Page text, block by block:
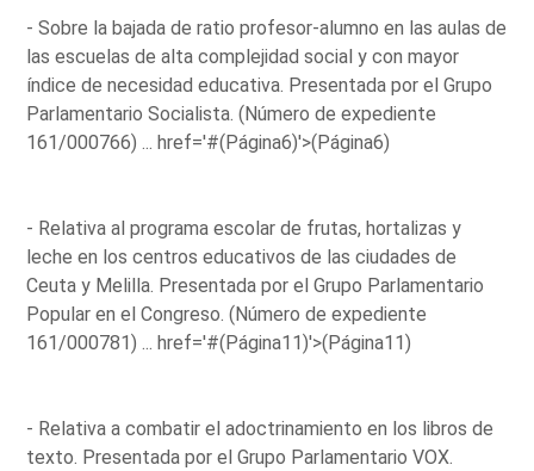
- Sobre la bajada de ratio profesor-alumno en las aulas de
las escuelas de alta complejidad social y con mayor
índice de necesidad educativa. Presentada por el Grupo
Parlamentario Socialista. (Número de expediente
161/000766) ...href='#(Página6)'>(Página6)
- Relativa al programa escolar de frutas, hortalizas y
leche en los centros educativos de las ciudades de
Ceuta y Melilla. Presentada por el Grupo Parlamentario
Popular en el Congreso. (Número de expediente
161/000781) ...href='#(Página11)'>(Página11)
- Relativa a combatir el adoctrinamiento en los libros de
texto. Presentada por el Grupo Parlamentario VOX.